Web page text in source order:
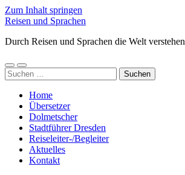
Zum Inhalt springen
Reisen und Sprachen
Durch Reisen und Sprachen die Welt verstehen
Mobile-
Menü
Suchfeld
ein-/ausblenden
Suchen
nach:
Home
Übersetzer
Dolmetscher
Stadtführer Dresden
Reiseleiter-/Begleiter
Aktuelles
Kontakt